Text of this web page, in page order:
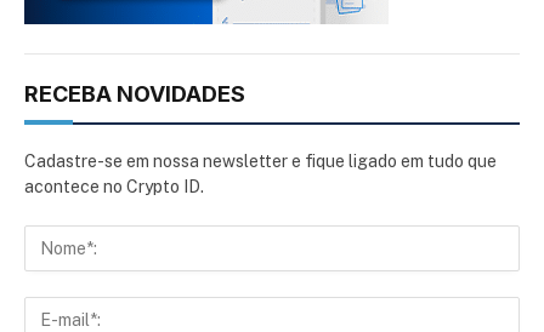
RECEBA NOVIDADES
Cadastre-se em nossa newsletter e fique ligado em tudo que
acontece no Crypto ID.